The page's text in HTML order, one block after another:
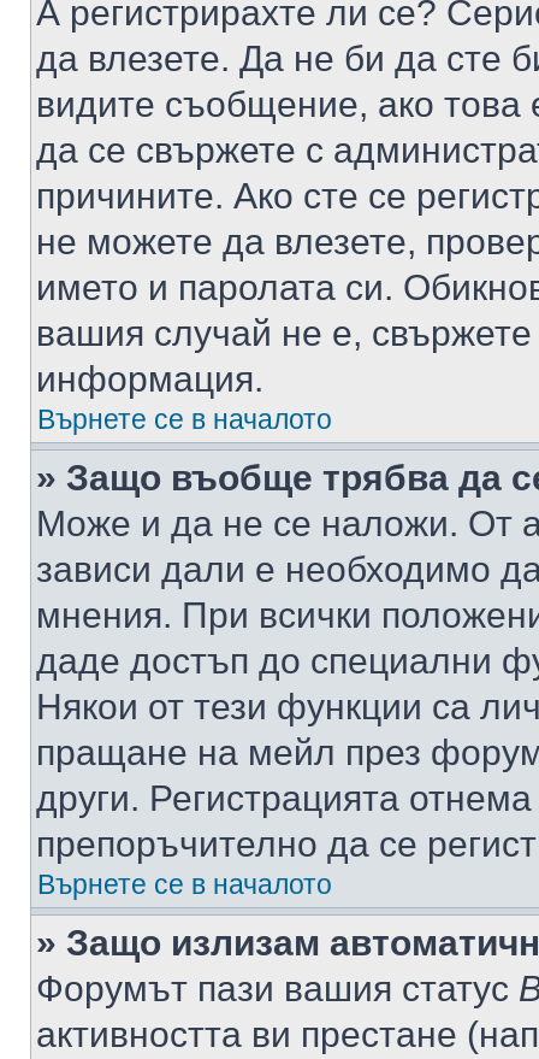
А регистрирахте ли се?
да влезете. Да не би да сте
видите съобщение, ако това
да се свържете с
причините. Ако сте се
не можете да влезете,
името и паролата си.
вашия случай не е,
информация.
Върнете се в началото
» Защо въобще трябва да
Може и да не се наложи. От
зависи дали е необходимо
мнения. При всички
даде достъп до специални
Някои от тези функции са
пращане на мейл през
други. Регистрацията
препоръчително да се
Върнете се в началото
» Защо излизам
Форумът пази вашия статус
активността ви престане